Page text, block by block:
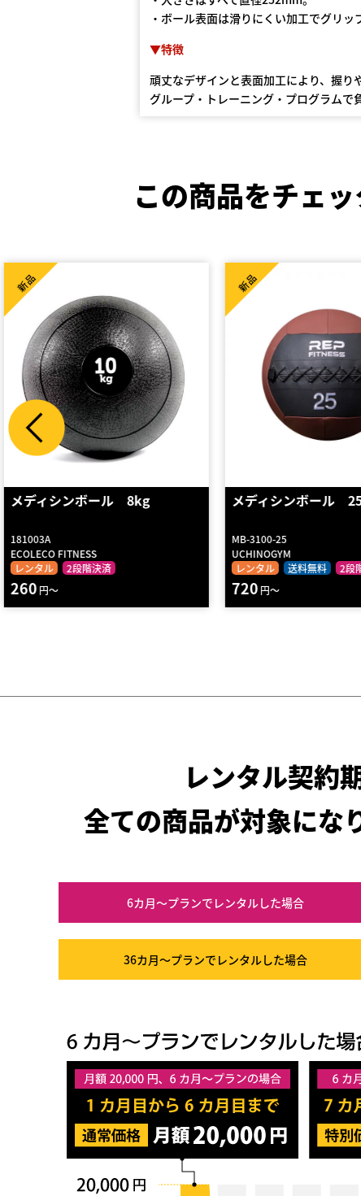
・ボール表⾯は滑りにくい加⼯でグリッ
▼特徴
頑丈なデザインと表面加工により、握り
グループ・トレーニング・プログラムで
この商品をチェッ
メディシンボール 25lb
MB-3100-25
UCHINOGYM
レンタル
送料無料
新品
720円～
ヘビーメディシン５
D5475
DANNO
レンタル
送料無料 2
新品
570円～
レンタル契約
全ての商品が対象にな
6カ月～プランでレンタルした場合
36カ月～プランでレンタルした場合